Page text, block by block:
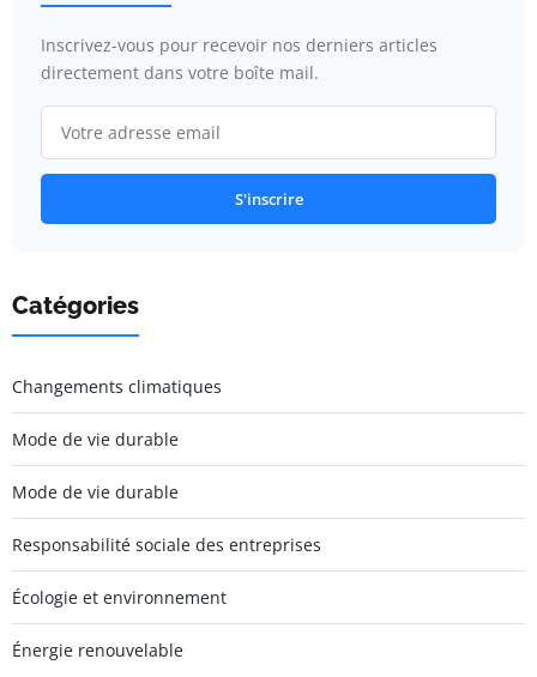
Inscrivez-vous pour recevoir nos derniers articles
directement dans votre boîte mail.
S'inscrire
Catégories
Changements climatiques
Mode de vie durable
Mode de vie durable
Responsabilité sociale des entreprises
Écologie et environnement
Énergie renouvelable